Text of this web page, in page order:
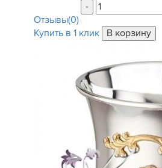
-
Отзывы(0)
Купить в 1 клик